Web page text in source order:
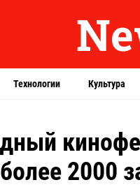
Технологии Культура
2000